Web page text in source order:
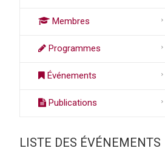
Membres
Programmes
Événements
Publications
LISTE DES ÉVÉNEMENTS